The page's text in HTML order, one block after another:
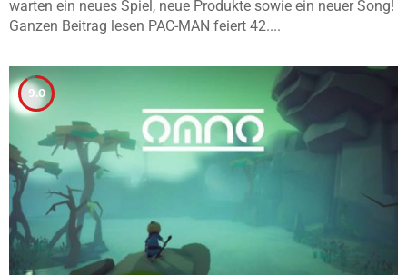
warten ein neues Spiel, neue Produkte sowie ein neuer Song!
Ganzen Beitrag lesen PAC-MAN feiert 42....
9.0